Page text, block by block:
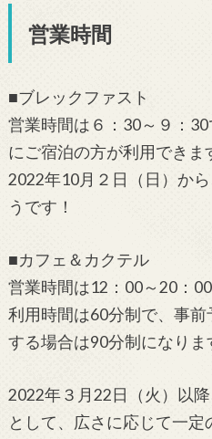
営業時間
■ブレックファスト
営業時間は６：30～９：
にご宿泊の方が利用できま
2022年10月２日（日）か
うです！
■カフェ＆カクテル
営業時間は12：00～20：00
利用時間は60分制で、事
する場合は90分制になりま
2022年３月22日（火）以
として、広さに応じて一定